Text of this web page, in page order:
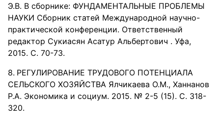
Э.В. В сборнике: ФУНДАМЕНТАЛЬНЫЕ ПРОБЛЕМЫ
НАУКИ Сборник статей Международной научно-
практической конференции. Ответственный
редактор Сукиасян Асатур Альбертович . Уфа,
2015. С. 70-73.
РЕГУЛИРОВАНИЕ ТРУДОВОГО ПОТЕНЦИАЛА
СЕЛЬСКОГО ХОЗЯЙСТВА Ялчикаева О.М., Ханнанов
Р.А. Экономика и социум. 2015. № 2-5 (15). С. 318-
320.